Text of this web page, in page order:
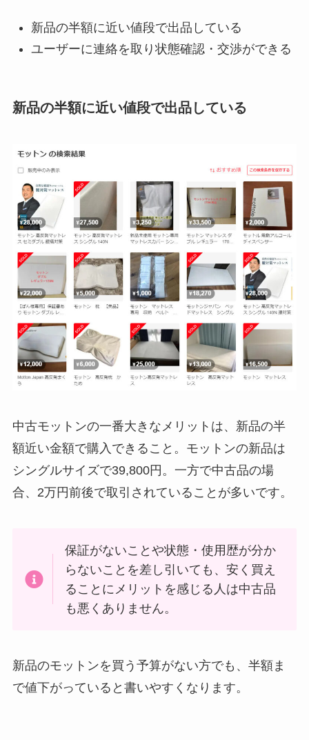
新品の半額に近い値段で出品している
ユーザーに連絡を取り状態確認・交渉ができる
新品の半額に近い値段で出品している
中古モットンの一番大きなメリットは、新品の半
額近い金額で購入できること。モットンの新品は
シングルサイズで39,800円。一方で中古品の場
合、2万円前後で取引されていることが多いです。
保証がないことや状態・使用歴が分か
らないことを差し引いても、安く買え
ることにメリットを感じる人は中古品
も悪くありません。
新品のモットンを買う予算がない方でも、半額ま
で値下がっていると書いやすくなります。